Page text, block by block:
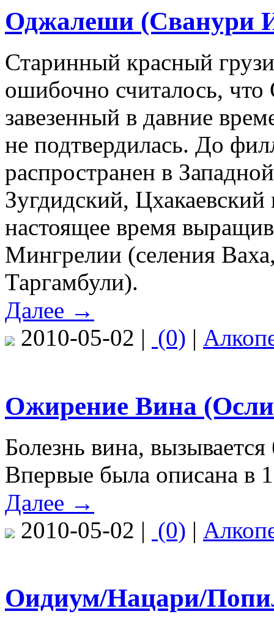
Оджалеши (Сванури
Старинный красный
ошибочно считалось,
завезенный в давние
не подтвердилась. До
распространен в
Зугдидский,
настоящее время
Мингрелии (селения
Таргамбули).
Далее →
2010-05-02 | (0) |
Ожирение Вина
Болезнь вина,
Впервые была описана в
Далее →
2010-05-02 | (0) |
Оидиум/Нацари/